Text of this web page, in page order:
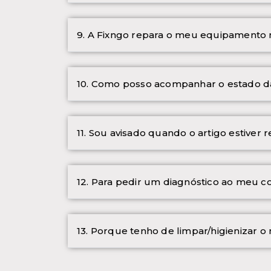
9. A Fixngo repara o meu
10. Como posso acompanhar o estado
11. Sou avisado quando o artigo estiver
12. Para pedir um diagnóstico ao meu
13. Porque tenho de limpar/higienizar